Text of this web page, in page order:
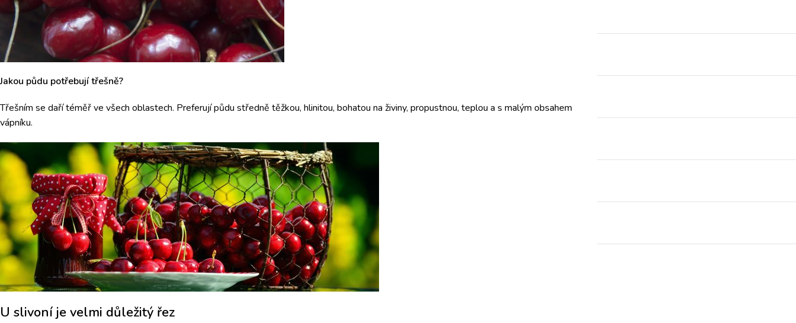
Jakou půdu potřebují třešně?
Třešním se daří téměř ve všech oblastech. Preferují půdu středně těžkou, hlinitou, bohatou na živiny, propustnou, teplou a s malým obsahem
vápníku.
U slivoní je velmi důležitý řez